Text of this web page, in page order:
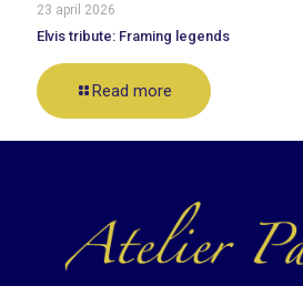
23 april 2026
Elvis tribute: Framing legends
Read more